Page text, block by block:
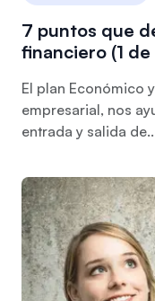
7 puntos que
financiero (1 de
El plan Económico
empresarial, nos
entrada y salida